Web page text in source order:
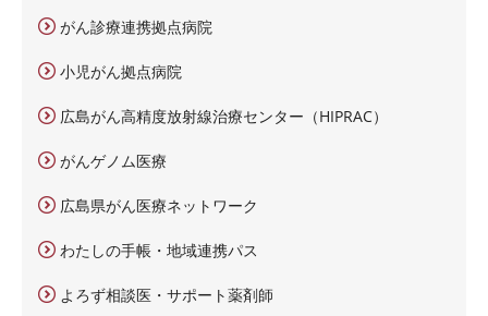
がん診療連携拠点病院
小児がん拠点病院
広島がん高精度放射線治療センター（HIPRAC）
がんゲノム医療
広島県がん医療ネットワーク
わたしの手帳・地域連携パス
よろず相談医・サポート薬剤師